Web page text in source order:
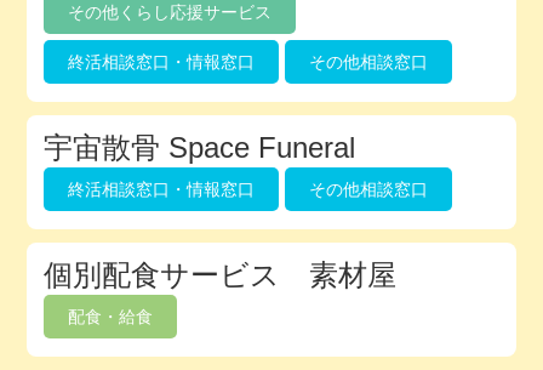
その他くらし応援サービス
終活相談窓口・情報窓口 その他相談窓口
宇宙散骨 Space Funeral
終活相談窓口・情報窓口 その他相談窓口
個別配食サービス 素材屋
配食・給食